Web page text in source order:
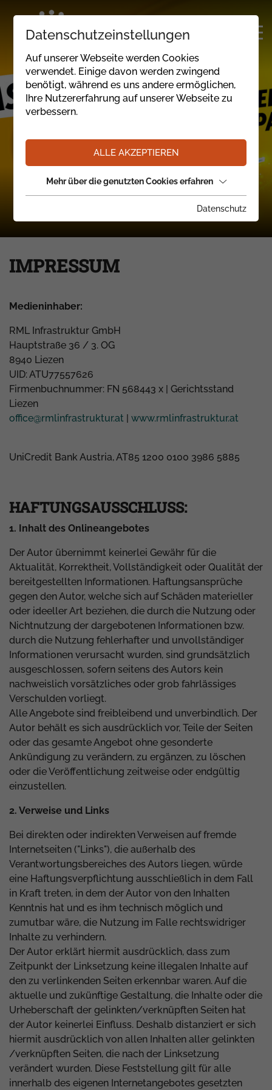
IMPRESSUM
Medieninhaber:
RML Infrastruktur GmbH
Hauptstraße 36 / 3. OG
8940 Liezen
UID: ATU77557626
Firmenbuchnummer: FN 568443 x | Gerichtsstand
Liezen
office@rmlinfrastruktur.at | www.rmlinfrastruktur.at
UniCredit Bank Austria, AT85 1200 0100 3986 5885
HAFTUNGSAUSSCHLUSS:
1. Inhalt des Onlineangebotes
Der Autor übernimmt keinerlei Gewähr für die
Aktualität, Korrektheit, Vollständigkeit oder Qualität der
bereitgestellten Informationen. Haftungsansprüche
gegen den Autor, welche sich auf Schäden materieller
oder ideeller Art beziehen, die durch die Nutzung oder
Nichtnutzung der dargebotenen Informationen bzw.
durch die Nutzung fehlerhafter und unvollständiger
Informationen verursacht wurden, sind grundsätzlich
ausgeschlossen, sofern seitens des Autors kein
nachweislich vorsätzliches oder grob fahrlässiges
Verschulden vorliegt.
Alle Angebote sind freibleibend und unverbindlich. Der
Autor behält es sich ausdrücklich vor, Teile der Seiten
oder das gesamte Angebot ohne gesonderte
Ankündigung zu verändern, zu ergänzen, zu löschen
oder die Veröffentlichung zeitweise oder endgültig
einzustellen.
2. Verweise und Links
Bei direkten oder indirekten Verweisen auf fremde
Internetseiten ("Links"), die außerhalb des
Verantwortungsbereiches des Autors liegen, würde
eine Haftungsverpflichtung ausschließlich in dem Fall
in Kraft treten, in dem der Autor von den Inhalten
Kenntnis hat und es ihm technisch möglich und
zumutbar wäre, die Nutzung im Falle rechtswidriger
Inhalte zu verhindern.
Der Autor erklärt hiermit ausdrücklich, dass zum
Zeitpunkt der Linksetzung keine illegalen Inhalte auf
den zu verlinkenden Seiten erkennbar waren. Auf die
aktuelle und zukünftige Gestaltung, die Inhalte oder die
Urheberschaft der gelinkten/verknüpften Seiten hat
der Autor keinerlei Einfluss. Deshalb distanziert er sich
hiermit ausdrücklich von allen Inhalten aller gelinkten
/verknüpften Seiten, die nach der Linksetzung
verändert wurden. Diese Feststellung gilt für alle
innerhalb des eigenen Internetangebotes gesetzten
Datenschutzeinstellungen
Auf unserer Webseite werden Cookies
verwendet. Einige davon werden zwingend
benötigt, während es uns andere ermöglichen,
Ihre Nutzererfahrung auf unserer Webseite zu
verbessern.
ALLE AKZEPTIEREN
Mehr über die genutzten Cookies erfahren
Datenschutz